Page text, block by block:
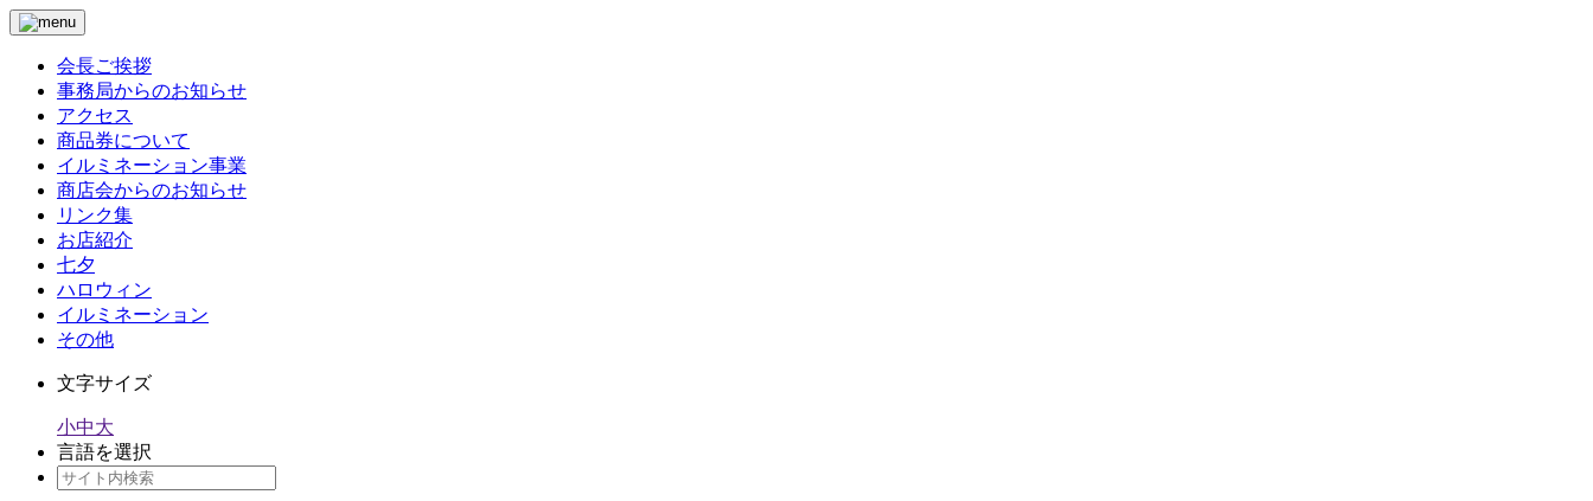
会長ご挨拶
事務局からのお知らせ
アクセス
商品券について
イルミネーション事業
商店会からのお知らせ
リンク集
お店紹介
七夕
ハロウィン
イルミネーション
その他
文字サイズ
小中大
言語を選択